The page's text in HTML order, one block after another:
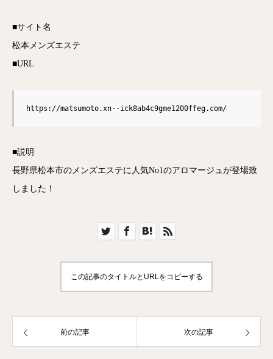
■サイト名
松本メンズエステ
■URL
https://matsumoto.xn--ick8ab4c9gme1200ffeg.com/
■説明
長野県松本市のメンズエステに人気No1のアロマージュが登場致
しました！
この記事のタイトルとURLをコピーする
前の記事 次の記事